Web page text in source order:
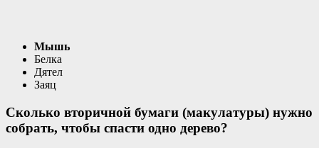
Мышь
Белка
Дятел
Заяц
Сколько вторичной бумаги (макулатуры) нужно
собрать, чтобы спасти одно дерево?